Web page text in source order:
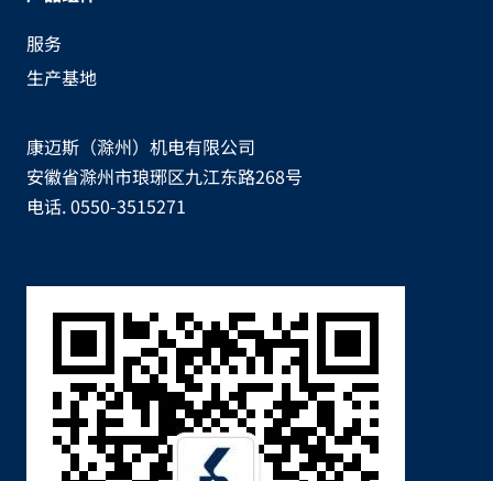
康迈斯（滁州）机电有限公司
安徽省滁州市琅琊区九江东路268号
电话. 0550-3515271
服务
生产基地